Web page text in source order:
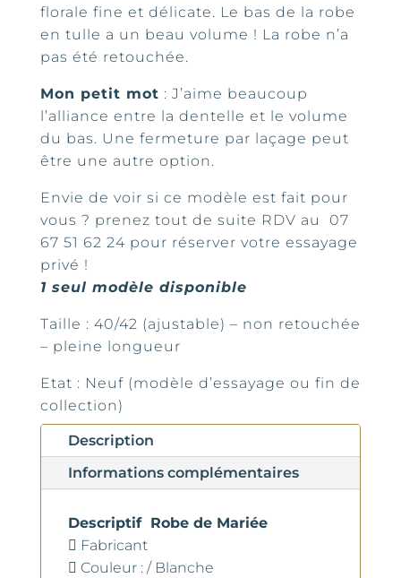
florale fine et délicate. Le bas de la robe
en tulle a un beau volume ! La robe n’a
pas été retouchée.
Mon petit mot : J’aime beaucoup
l’alliance entre la dentelle et le volume
du bas. Une fermeture par laçage peut
être une autre option.
Envie de voir si ce modèle est fait pour
vous ? prenez tout de suite RDV au 07
67 51 62 24 pour réserver votre essayage
privé !
1 seul modèle disponible
Taille : 40/42 (ajustable) – non retouchée
– pleine longueur
Etat : Neuf (modèle d’essayage ou fin de
collection)
Description
Informations complémentaires
Descriptif Robe de Mariée
 Fabricant
 Couleur : / Blanche